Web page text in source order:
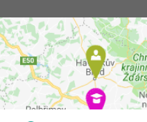
Online
Výuka
Výuka
JŠ